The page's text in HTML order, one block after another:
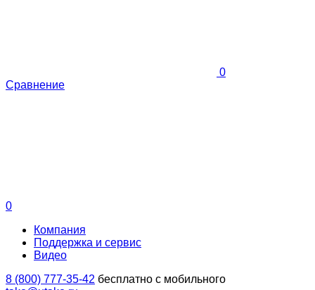
0
Сравнение
0
Компания
Поддержка и сервис
Видео
8 (800) 777-35-42 бесплатно с мобильного